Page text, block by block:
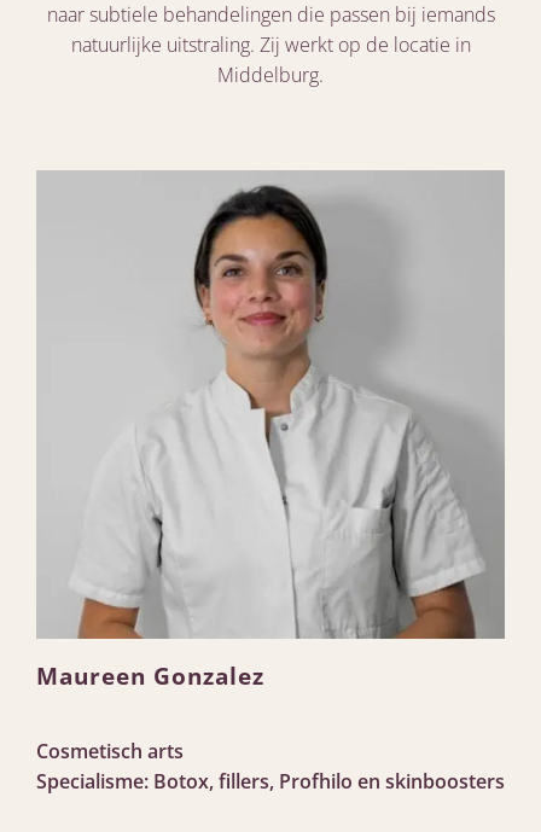
naar subtiele behandelingen die passen bij iemands
natuurlijke uitstraling. Zij werkt op de locatie in
Middelburg.
Maureen Gonzalez
Cosmetisch arts
Specialisme: Botox, fillers, Profhilo en skinboosters